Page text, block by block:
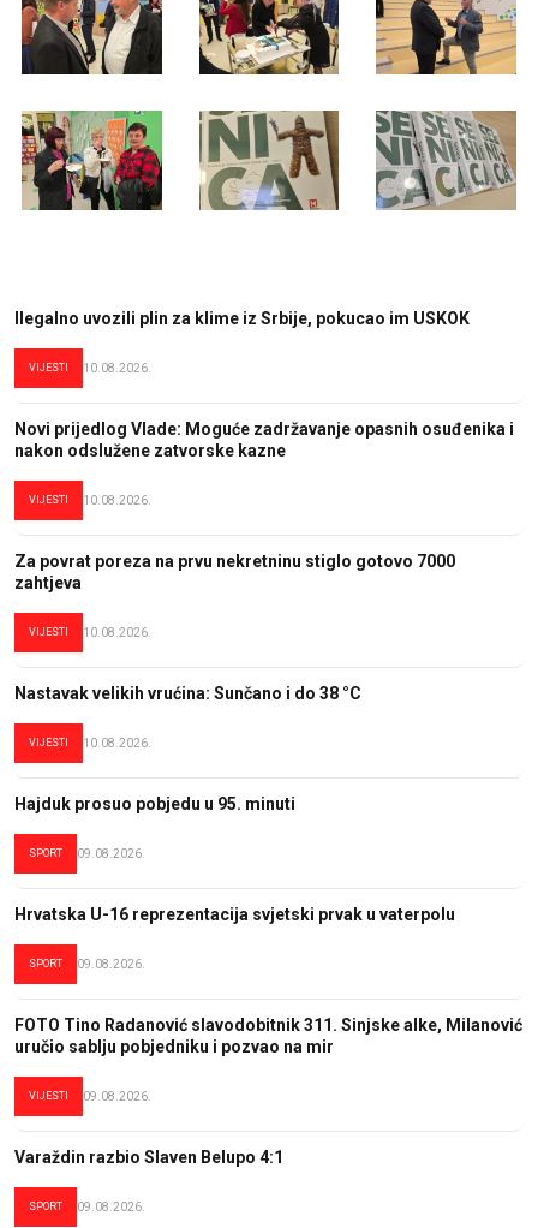
Ilegalno uvozili plin za klime iz Srbije, pokucao im USKOK
VIJESTI 10.08.2026.
Novi prijedlog Vlade: Moguće zadržavanje opasnih osuđenika i
nakon odslužene zatvorske kazne
VIJESTI 10.08.2026.
Za povrat poreza na prvu nekretninu stiglo gotovo 7000
zahtjeva
VIJESTI 10.08.2026.
Nastavak velikih vrućina: Sunčano i do 38 °C
VIJESTI 10.08.2026.
Hajduk prosuo pobjedu u 95. minuti
SPORT 09.08.2026.
Hrvatska U-16 reprezentacija svjetski prvak u vaterpolu
SPORT 09.08.2026.
FOTO Tino Radanović slavodobitnik 311. Sinjske alke, Milanović
uručio sablju pobjedniku i pozvao na mir
VIJESTI 09.08.2026.
Varaždin razbio Slaven Belupo 4:1
SPORT 09.08.2026.